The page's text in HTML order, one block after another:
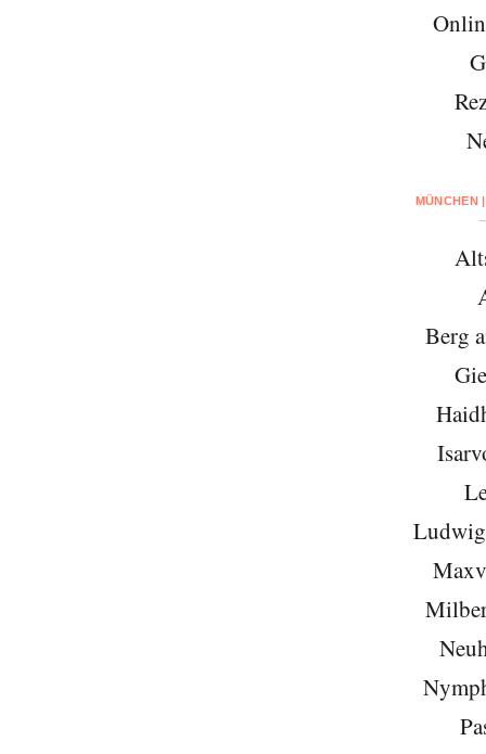
MÜNCHEN
Berg